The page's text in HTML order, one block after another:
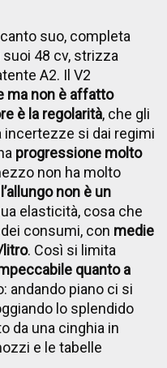
canto suo, completa
48 cv, strizza
A2. Il V2
ma non è affatto
è la regolarità, che gli
si dai regimi
progressione molto
non ha molto
l’allungo non è un
elasticità, cosa che
consumi, con medie
litro. Così si limita
quanto a
andando piano ci si
lo splendido
da una cinghia in
e le tabelle